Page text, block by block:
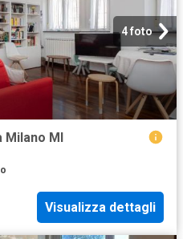
4 foto
Milano MI
Visualizza dettagli